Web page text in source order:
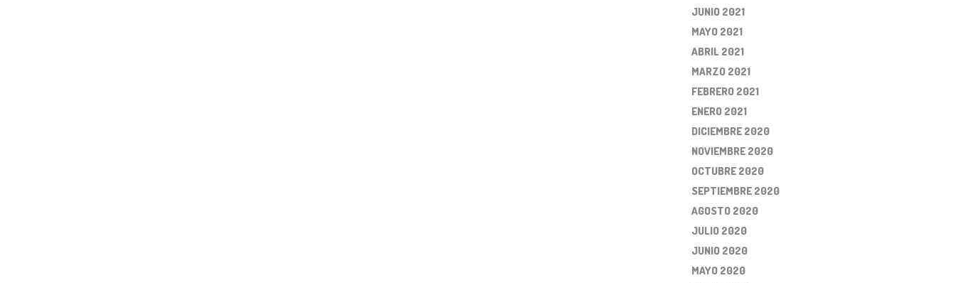
JUNIO 2021
MAYO 2021
ABRIL 2021
MARZO 2021
FEBRERO 2021
ENERO 2021
DICIEMBRE 2020
NOVIEMBRE 2020
OCTUBRE 2020
SEPTIEMBRE 2020
AGOSTO 2020
JULIO 2020
JUNIO 2020
MAYO 2020